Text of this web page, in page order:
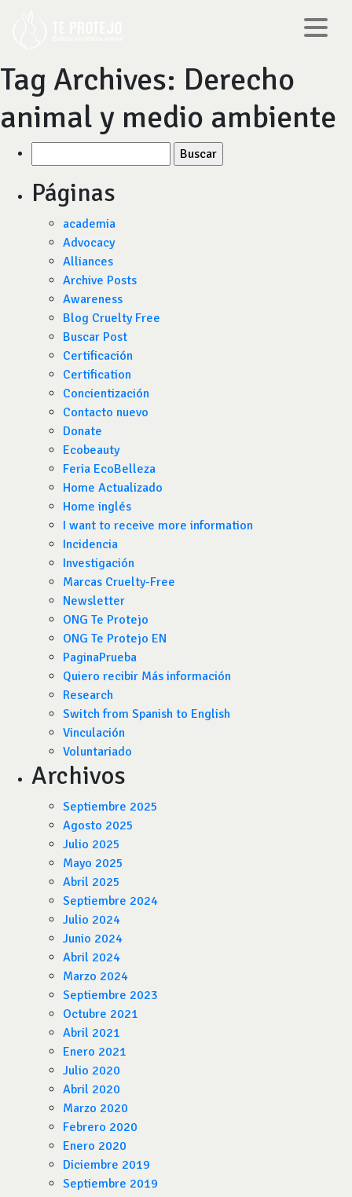
Tag Archives: Derecho
animal y medio ambiente
por:
Páginas
academia
Advocacy
Alliances
Archive Posts
Awareness
Blog Cruelty Free
Buscar Post
Certificación
Certification
Concientización
Contacto nuevo
Donate
Ecobeauty
Feria EcoBelleza
Home Actualizado
Home inglés
I want to receive more information
Incidencia
Investigación
Marcas Cruelty-Free
Newsletter
ONG Te Protejo
ONG Te Protejo EN
PaginaPrueba
Quiero recibir Más información
Research
Switch from Spanish to English
Vinculación
Voluntariado
Archivos
Septiembre 2025
Agosto 2025
Julio 2025
Mayo 2025
Abril 2025
Septiembre 2024
Julio 2024
Junio 2024
Abril 2024
Marzo 2024
Septiembre 2023
Octubre 2021
Abril 2021
Enero 2021
Julio 2020
Abril 2020
Marzo 2020
Febrero 2020
Enero 2020
Diciembre 2019
Septiembre 2019